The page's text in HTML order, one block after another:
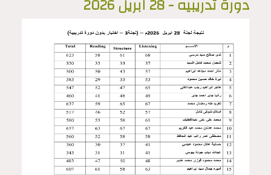
دورة تدريبيه - 28 ابريل 2026